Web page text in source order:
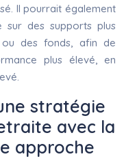
Il pourrait également
des supports plus
ou des fonds, afin de
plus élevé, en
stratégie
avec la
approche